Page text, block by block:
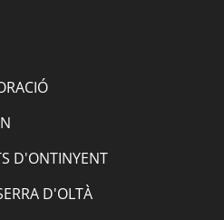
D'ONTINYENT
D'OLTÀ